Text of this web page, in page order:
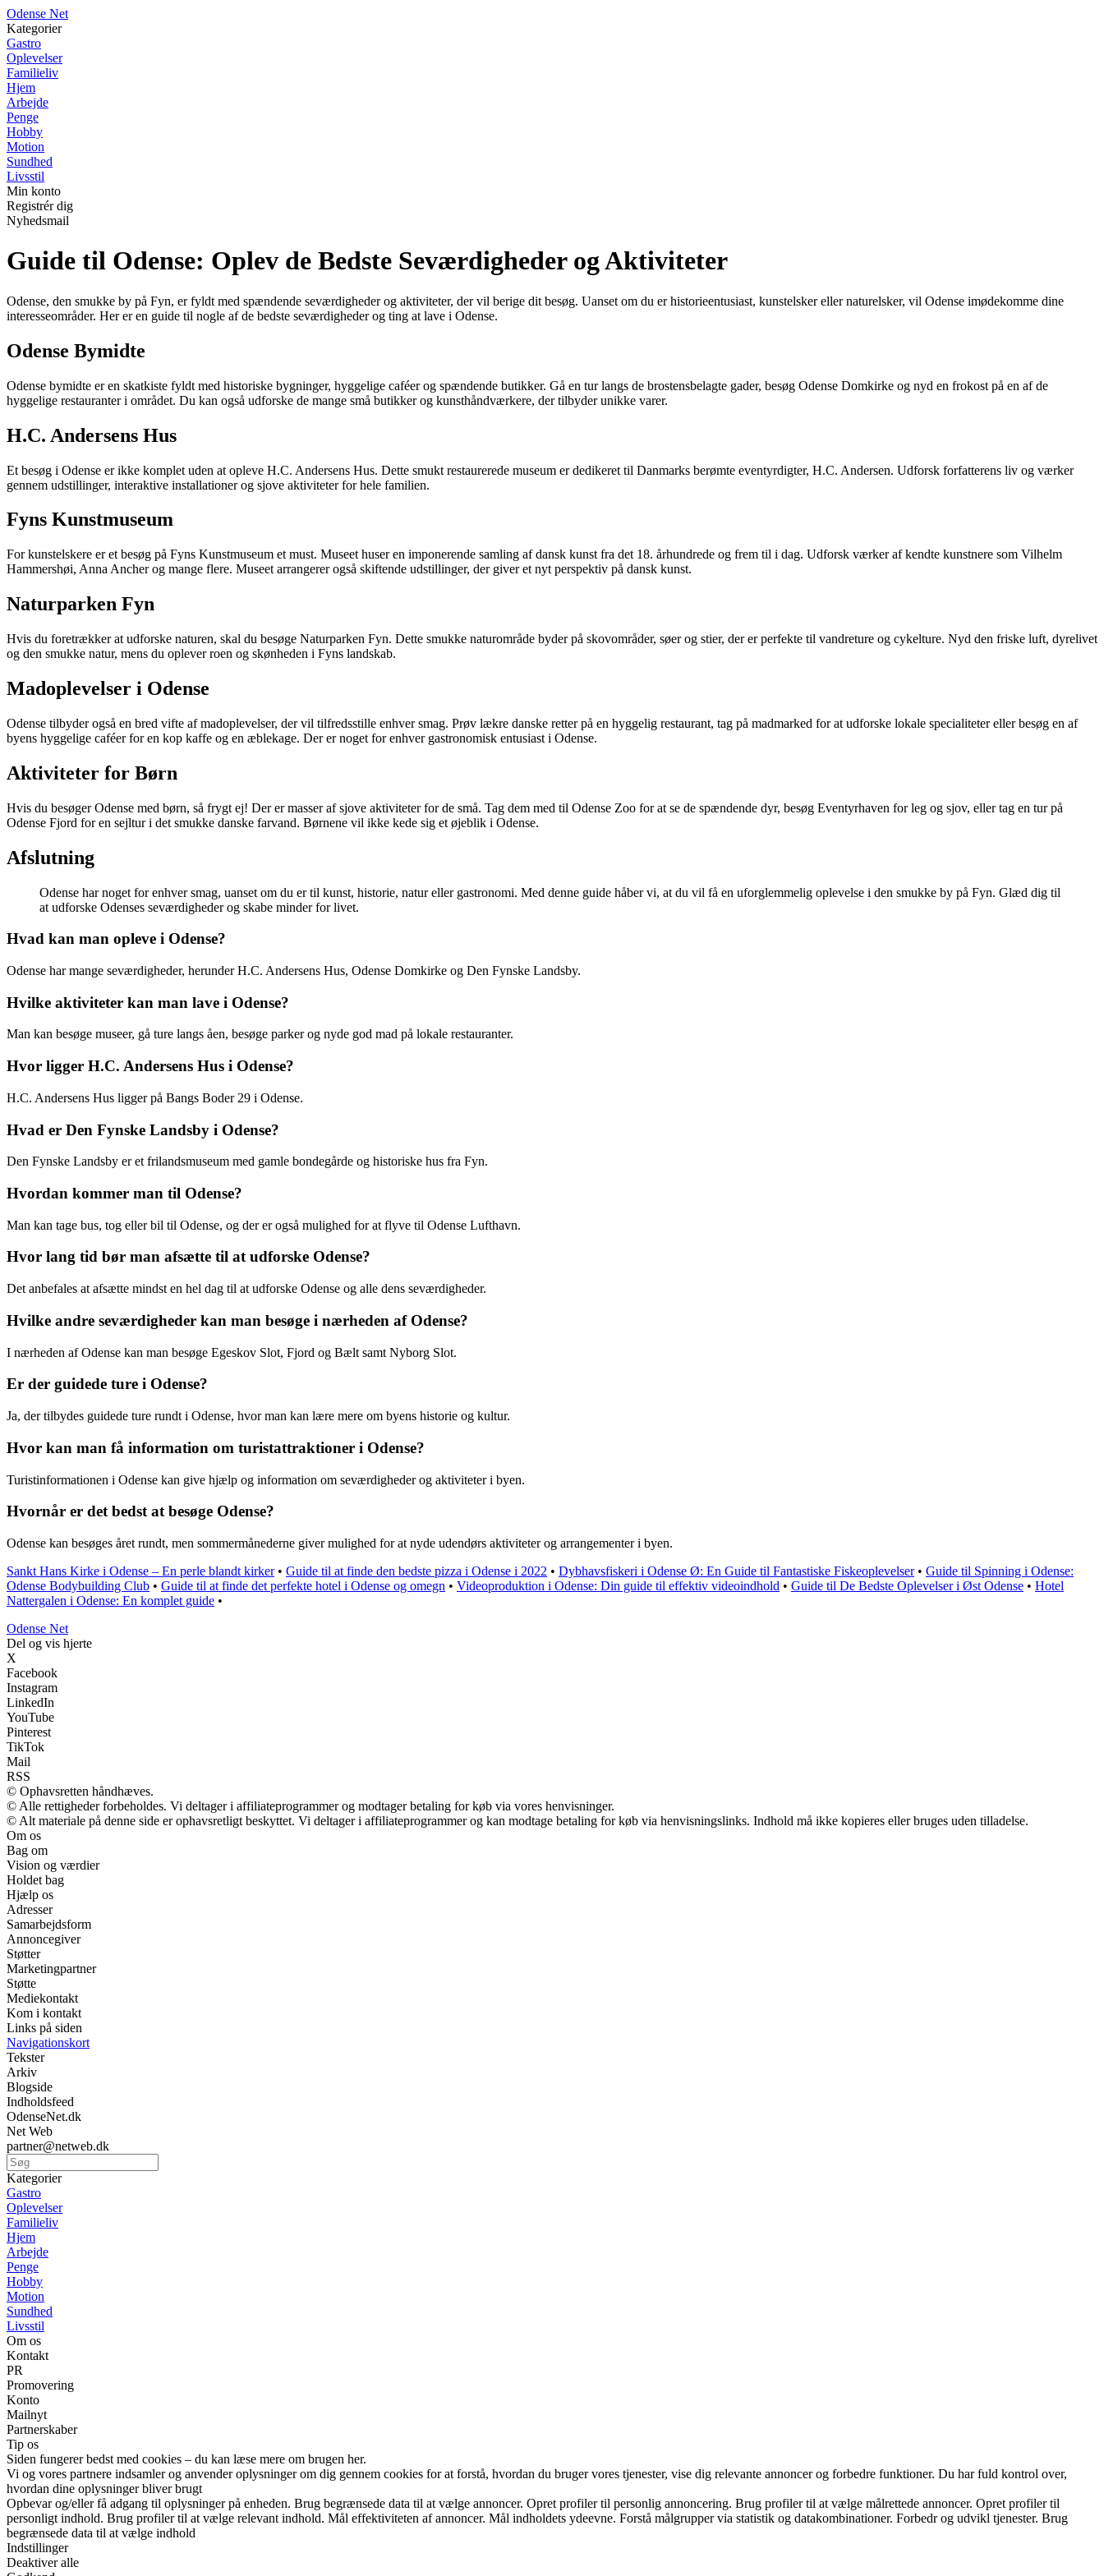
Odense Net
Kategorier
Gastro
Oplevelser
Familieliv
Hjem
Arbejde
Penge
Hobby
Motion
Sundhed
Livsstil
Min konto
Registrér dig
Nyhedsmail
Guide til Odense: Oplev de Bedste Seværdigheder og Aktiviteter
Odense, den smukke by på Fyn, er fyldt med spændende seværdigheder og aktiviteter, der vil berige dit besøg. Uanset om du er historieentusiast, kunstelsker eller naturelsker, vil Odense imødekomme dine
interesseområder. Her er en guide til nogle af de bedste seværdigheder og ting at lave i Odense.
Odense Bymidte
Odense bymidte er en skatkiste fyldt med historiske bygninger, hyggelige caféer og spændende butikker. Gå en tur langs de brostensbelagte gader, besøg Odense Domkirke og nyd en frokost på en af de
hyggelige restauranter i området. Du kan også udforske de mange små butikker og kunsthåndværkere, der tilbyder unikke varer.
H.C. Andersens Hus
Et besøg i Odense er ikke komplet uden at opleve H.C. Andersens Hus. Dette smukt restaurerede museum er dedikeret til Danmarks berømte eventyrdigter, H.C. Andersen. Udforsk forfatterens liv og værker
gennem udstillinger, interaktive installationer og sjove aktiviteter for hele familien.
Fyns Kunstmuseum
For kunstelskere er et besøg på Fyns Kunstmuseum et must. Museet huser en imponerende samling af dansk kunst fra det 18. århundrede og frem til i dag. Udforsk værker af kendte kunstnere som Vilhelm
Hammershøi, Anna Ancher og mange flere. Museet arrangerer også skiftende udstillinger, der giver et nyt perspektiv på dansk kunst.
Naturparken Fyn
Hvis du foretrækker at udforske naturen, skal du besøge Naturparken Fyn. Dette smukke naturområde byder på skovområder, søer og stier, der er perfekte til vandreture og cykelture. Nyd den friske luft, dyrelivet
og den smukke natur, mens du oplever roen og skønheden i Fyns landskab.
Madoplevelser i Odense
Odense tilbyder også en bred vifte af madoplevelser, der vil tilfredsstille enhver smag. Prøv lækre danske retter på en hyggelig restaurant, tag på madmarked for at udforske lokale specialiteter eller besøg en af
byens hyggelige caféer for en kop kaffe og en æblekage. Der er noget for enhver gastronomisk entusiast i Odense.
Aktiviteter for Børn
Hvis du besøger Odense med børn, så frygt ej! Der er masser af sjove aktiviteter for de små. Tag dem med til Odense Zoo for at se de spændende dyr, besøg Eventyrhaven for leg og sjov, eller tag en tur på
Odense Fjord for en sejltur i det smukke danske farvand. Børnene vil ikke kede sig et øjeblik i Odense.
Afslutning
Odense har noget for enhver smag, uanset om du er til kunst, historie, natur eller gastronomi. Med denne guide håber vi, at du vil få en uforglemmelig oplevelse i den smukke by på Fyn. Glæd dig til
at udforske Odenses seværdigheder og skabe minder for livet.
Hvad kan man opleve i Odense?
Odense har mange seværdigheder, herunder H.C. Andersens Hus, Odense Domkirke og Den Fynske Landsby.
Hvilke aktiviteter kan man lave i Odense?
Man kan besøge museer, gå ture langs åen, besøge parker og nyde god mad på lokale restauranter.
Hvor ligger H.C. Andersens Hus i Odense?
H.C. Andersens Hus ligger på Bangs Boder 29 i Odense.
Hvad er Den Fynske Landsby i Odense?
Den Fynske Landsby er et frilandsmuseum med gamle bondegårde og historiske hus fra Fyn.
Hvordan kommer man til Odense?
Man kan tage bus, tog eller bil til Odense, og der er også mulighed for at flyve til Odense Lufthavn.
Hvor lang tid bør man afsætte til at udforske Odense?
Det anbefales at afsætte mindst en hel dag til at udforske Odense og alle dens seværdigheder.
Hvilke andre seværdigheder kan man besøge i nærheden af Odense?
I nærheden af Odense kan man besøge Egeskov Slot, Fjord og Bælt samt Nyborg Slot.
Er der guidede ture i Odense?
Ja, der tilbydes guidede ture rundt i Odense, hvor man kan lære mere om byens historie og kultur.
Hvor kan man få information om turistattraktioner i Odense?
Turistinformationen i Odense kan give hjælp og information om seværdigheder og aktiviteter i byen.
Hvornår er det bedst at besøge Odense?
Odense kan besøges året rundt, men sommermånederne giver mulighed for at nyde udendørs aktiviteter og arrangementer i byen.
Sankt Hans Kirke i Odense – En perle blandt kirker• Guide til at finde den bedste pizza i Odense i 2022 • Dybhavsfiskeri i Odense Ø: En Guide til Fantastiske Fiskeoplevelser• Guide til Spinning i Odense:
Odense Bodybuilding Club • Guide til at finde det perfekte hotel i Odense og omegn • Videoproduktion i Odense: Din guide til effektiv videoindhold • Guide til De Bedste Oplevelser i Øst Odense • Hotel
Nattergalen i Odense: En komplet guide •
Odense Net
Del og vis hjerte
X
Facebook
Instagram
LinkedIn
YouTube
Pinterest
TikTok
Mail
RSS
© Ophavsretten håndhæves.
© Alle rettigheder forbeholdes. Vi deltager i affiliateprogrammer og modtager betaling for køb via vores henvisninger.
© Alt materiale på denne side er ophavsretligt beskyttet. Vi deltager i affiliateprogrammer og kan modtage betaling for køb via henvisningslinks. Indhold må ikke kopieres eller bruges uden tilladelse.
Om os
Bag om
Vision og værdier
Holdet bag
Hjælp os
Adresser
Samarbejdsform
Annoncegiver
Støtter
Marketingpartner
Støtte
Mediekontakt
Kom i kontakt
Links på siden
Navigationskort
Tekster
Arkiv
Blogside
Indholdsfeed
OdenseNet.dk
Net Web
partner@netweb.dk
Kategorier
Gastro
Oplevelser
Familieliv
Hjem
Arbejde
Penge
Hobby
Motion
Sundhed
Livsstil
Om os
Kontakt
PR
Promovering
Konto
Mailnyt
Partnerskaber
Tip os
Siden fungerer bedst med cookies – du kan læse mere om brugen her.
Vi og vores partnere indsamler og anvender oplysninger om dig gennem cookies for at forstå, hvordan du bruger vores tjenester, vise dig relevante annoncer og forbedre funktioner. Du har fuld kontrol over,
hvordan dine oplysninger bliver brugt
Opbevar og/eller få adgang til oplysninger på enheden. Brug begrænsede data til at vælge annoncer. Opret profiler til personlig annoncering. Brug profiler til at vælge målrettede annoncer. Opret profiler til
personligt indhold. Brug profiler til at vælge relevant indhold. Mål effektiviteten af annoncer. Mål indholdets ydeevne. Forstå målgrupper via statistik og datakombinationer. Forbedr og udvikl tjenester. Brug
begrænsede data til at vælge indhold
Indstillinger
Deaktiver alle